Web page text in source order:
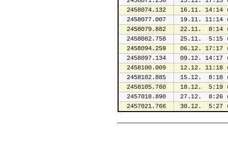
2458074.132
16.11. 14:14
2458077.007
19.11. 11:14
2458079.882
22.11.  8:14
2458082.758
25.11.  5:15
2458094.259
06.12. 17:17
2458097.134
09.12. 14:17
2458100.009
12.12. 11:18
2458102.885
15.12.  8:18
2458105.760
18.12.  5:19
2457018.890
27.12.  8:26
2457021.766
30.12.  5:27